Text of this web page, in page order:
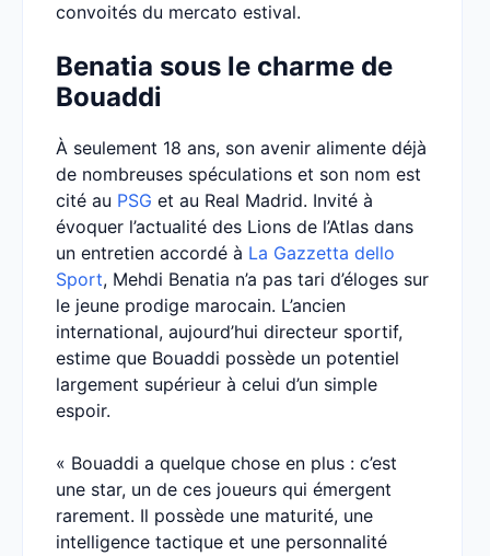
convoités du mercato estival.
Benatia sous le charme de
Bouaddi
À seulement 18 ans, son avenir alimente déjà
de nombreuses spéculations et son nom est
cité au PSG et au Real Madrid. Invité à
évoquer l’actualité des Lions de l’Atlas dans
un entretien accordé à La Gazzetta dello
Sport, Mehdi Benatia n’a pas tari d’éloges sur
le jeune prodige marocain. L’ancien
international, aujourd’hui directeur sportif,
estime que Bouaddi possède un potentiel
largement supérieur à celui d’un simple
espoir.
« Bouaddi a quelque chose en plus : c’est
une star, un de ces joueurs qui émergent
rarement. Il possède une maturité, une
intelligence tactique et une personnalité